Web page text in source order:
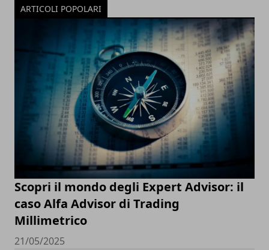
ARTICOLI POPOLARI
Scopri il mondo degli Expert Advisor: il
caso Alfa Advisor di Trading
Millimetrico
21/05/2025